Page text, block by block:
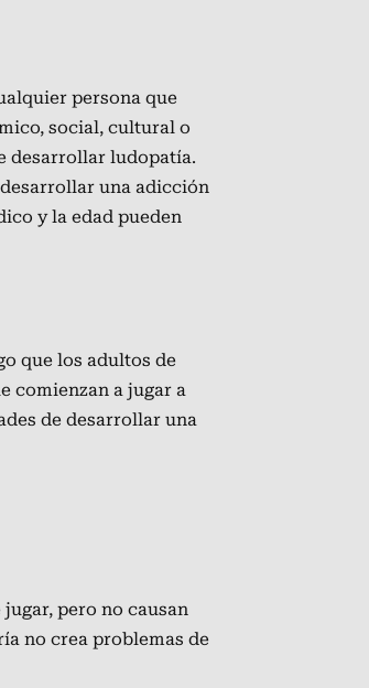
persona que
, social, cultural o
desarrollar ludopatía.
desarrollar una adicción
y la edad pueden
que los adultos de
comienzan a jugar a
de desarrollar una
pero no causan
no crea problemas de